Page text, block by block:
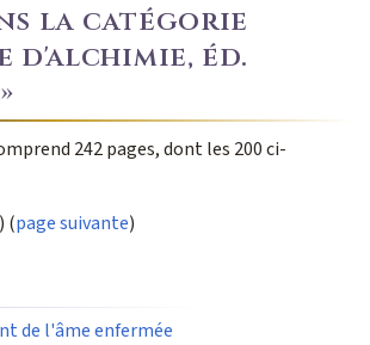
la catégorie
d'alchimie, éd.
242 pages, dont les 200 ci-
(page suivante)
de l'âme enfermée